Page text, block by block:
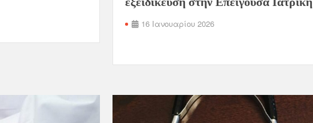
16 Ιανουαρίου 2026